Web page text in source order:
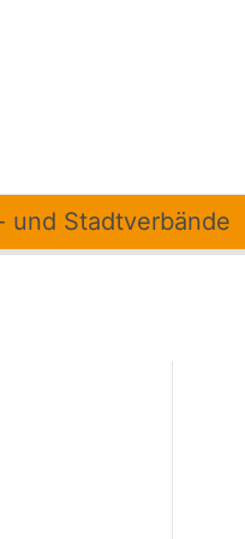
und Stadtverbände